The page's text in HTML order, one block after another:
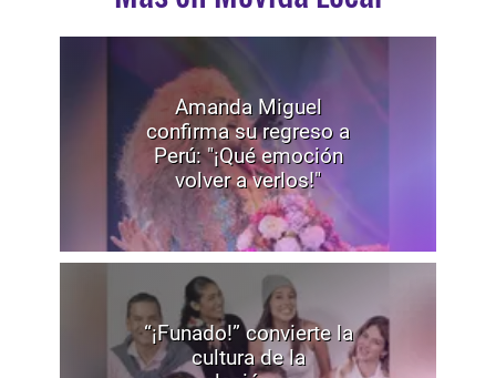
Amanda Miguel
confirma su regreso a
Perú: "¡Qué emoción
volver a verlos!"
“¡Funado!” convierte la
cultura de la